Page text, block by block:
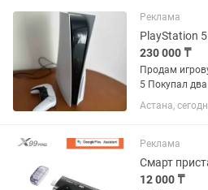
дрифтят,
Реклама
PlayStation 5
230 000 ₸
Продам
5 Покупал
джойстик
состоянии Не
Пользовался
Астана,
Реклама
12 000 ₸